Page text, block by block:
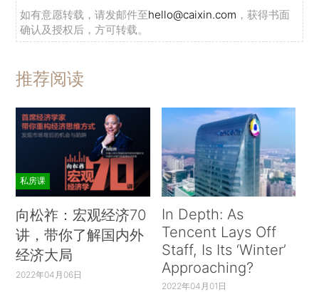
如有意愿转载，请发邮件至hello@caixin.com ，获得书面
确认及授权后，方可转载。
推荐阅读
私房课
向松祚：宏观经济70
讲，带你了解国内外
经济大局
2022年04月06日
In Depth: As
Tencent Lays Off
Staff, Is Its ‘Winter’
Approaching?
2022年04月01日